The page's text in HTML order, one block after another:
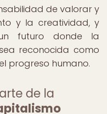
de valorar y
y la creatividad, y
futuro donde la
reconocida como
progreso humano.
de la